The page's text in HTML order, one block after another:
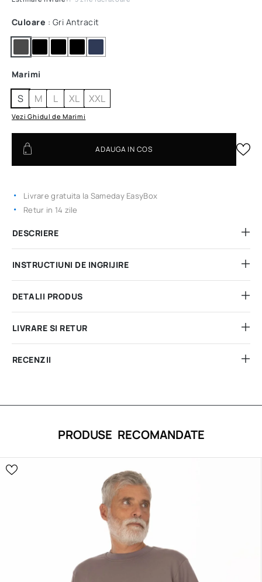
Culoare : Gri Antracit
Marimi
S M L XL XXL
Vezi Ghidul de Marimi
ADAUGA IN COS
Livrare gratuita la Sameday EasyBox
Retur in 14 zile
DESCRIERE
INSTRUCTIUNI DE INGRIJIRE
DETALII PRODUS
LIVRARE SI RETUR
RECENZII
PRODUSE RECOMANDATE